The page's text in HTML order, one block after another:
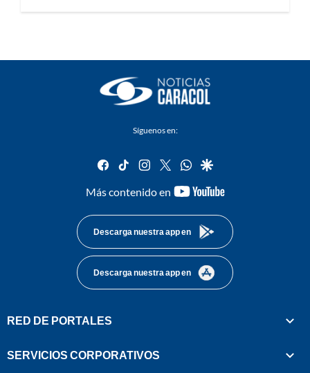
Síguenos en:
facebook
tiktok instagram
twitterwhatsapp
google
Más contenido en
youtube-
Descarga nuestra app en
Descarga nuestra app en
RED DE PORTALES
SERVICIOS CORPORATIVOS